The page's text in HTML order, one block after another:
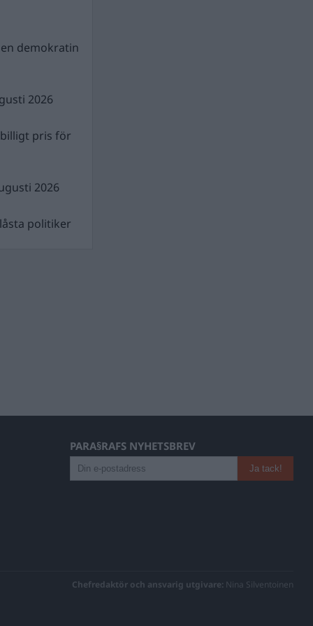
demokratin
2026
pris för
2026
politiker
PARA§RAFS NYHETSBREV
Chefredaktör och ansvarig utgivare: Nina Silventoinen